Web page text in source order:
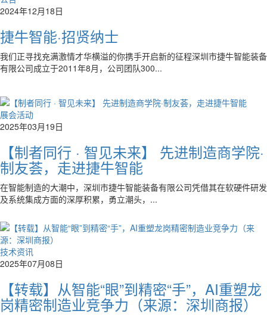
2024年12月18日
捷牛智能·招贤纳士
我们正寻找充满激情才华横溢的你携手开启新的征程深圳市捷牛智能装备
有限公司成立于2011年8月，公司团队300...
展会活动
2025年03月19日
【制者同行 · 智见未来】 先进制造商学院·
制友荟，走进捷牛智能
在智能制造的大潮中，深圳市捷牛智能装备有限公司凭借其在软硬件研发
及系统集成方面的深厚积累，勇立潮头，...
技术资讯
2025年07月08日
【转载】从智能“眼”到精密“手”，AI重塑龙
岗精密制造业竞争力（来源：深圳商报）